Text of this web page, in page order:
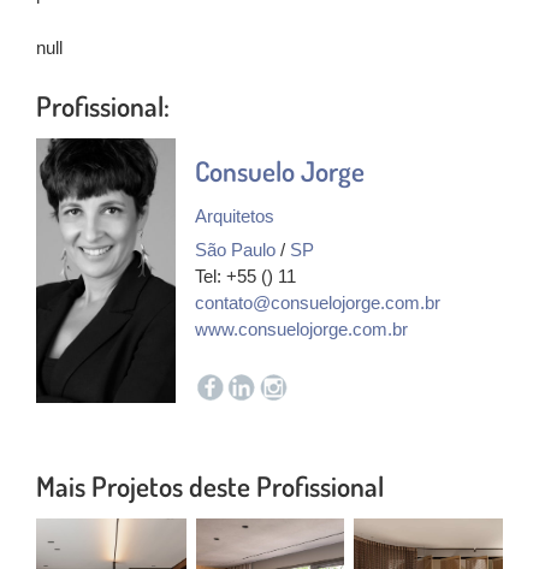
null
Profissional:
Consuelo Jorge
Arquitetos
São Paulo / SP
Tel: +55 () 11
contato@consuelojorge.com.br
www.consuelojorge.com.br
Mais Projetos deste Profissional